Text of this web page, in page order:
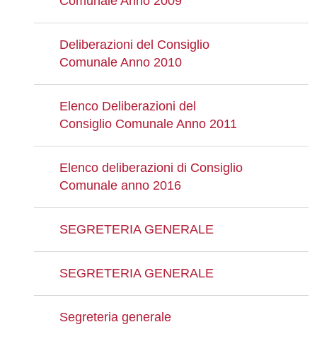
Deliberazioni del Consiglio
Comunale Anno 2010
Elenco Deliberazioni del
Consiglio Comunale Anno 2011
Elenco deliberazioni di Consiglio
Comunale anno 2016
SEGRETERIA GENERALE
SEGRETERIA GENERALE
Segreteria generale